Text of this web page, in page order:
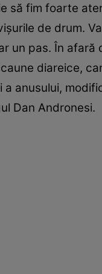
să fim foarte
de drum.
un pas. În
diareice,
a anusului,
Dan Andronesi.